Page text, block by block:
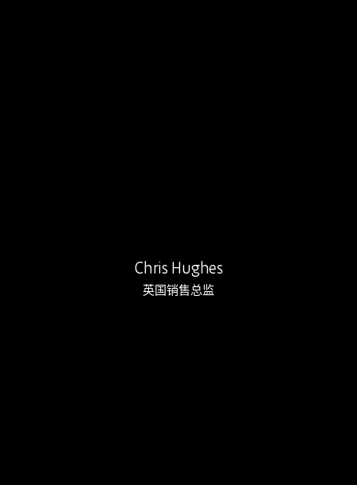
Chris Hughes
英国销售总监